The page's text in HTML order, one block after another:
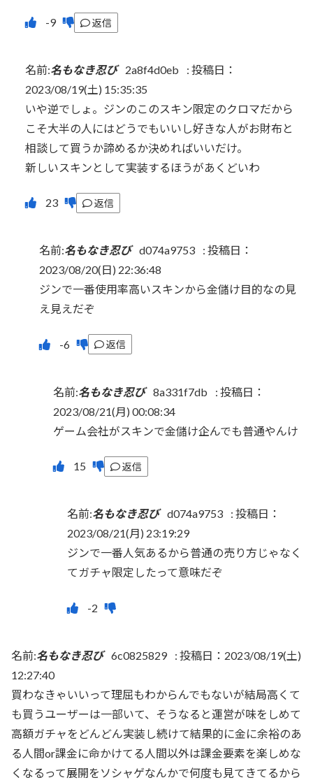
返信
名前:名もなき忍び 2a8f4d0eb : 投稿日：
2023/08/19(土) 15:35:35
いや逆でしょ。ジンのこのスキン限定のクロマだから
こそ大半の人にはどうでもいいし好きな人がお財布と
相談して買うか諦めるか決めればいいだけ。
新しいスキンとして実装するほうがあくどいわ
返信
名前:名もなき忍び d074a9753 : 投稿日：
2023/08/20(日) 22:36:48
ジンで一番使用率高いスキンから金儲け目的なの見
え見えだぞ
返信
名前:名もなき忍び 8a331f7db : 投稿日：
2023/08/21(月) 00:08:34
ゲーム会社がスキンで金儲け企んでも普通やんけ
返信
名前:名もなき忍び d074a9753 : 投稿日：
2023/08/21(月) 23:19:29
ジンで一番人気あるから普通の売り方じゃなく
てガチャ限定したって意味だぞ
名前:名もなき忍び 6c0825829 : 投稿日：2023/08/19(土)
12:27:40
買わなきゃいいって理屈もわからんでもないが結局高くて
も買うユーザーは一部いて、そうなると運営が味をしめて
高額ガチャをどんどん実装し続けて結果的に金に余裕のあ
る人間or課金に命かけてる人間以外は課金要素を楽しめな
くなるって展開をソシャゲなんかで何度も見てきてるから